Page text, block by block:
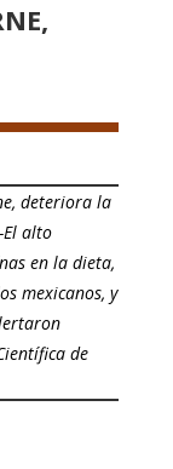
deteriora la
El alto
en la dieta,
mexicanos, y
de